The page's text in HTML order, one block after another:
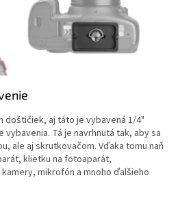
doštičiek, aj táto je vybavená 1/4"
Tá je navrhnutá tak, aby sa
ale aj skrutkovačom. Vďaka tomu naň
klietku na fotoaparát,
mikrofón a mnoho ďalšieho